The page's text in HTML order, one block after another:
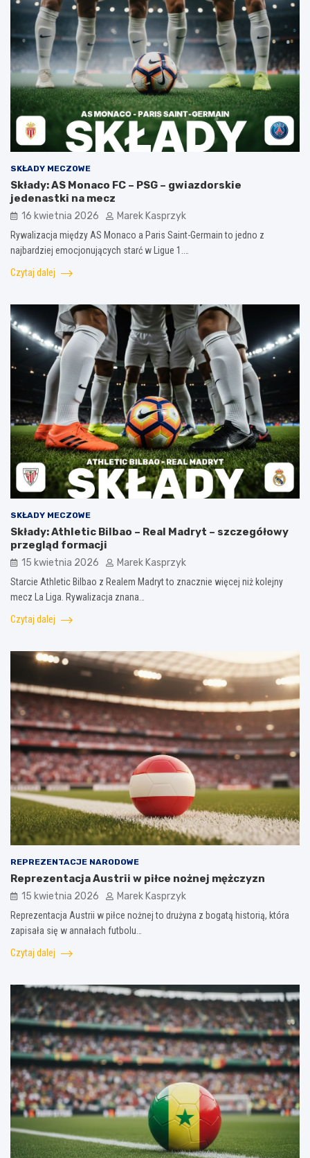
SKŁADY MECZOWE
Składy: AS Monaco FC – PSG – gwiazdorskie
jedenastki na mecz
16 kwietnia 2026 Marek Kasprzyk
Rywalizacja między AS Monaco a Paris Saint-Germain to jedno z
najbardziej emocjonujących starć w Ligue 1.…
Czytaj dalej
SKŁADY MECZOWE
Składy: Athletic Bilbao – Real Madryt – szczegółowy
przegląd formacji
15 kwietnia 2026 Marek Kasprzyk
Starcie Athletic Bilbao z Realem Madryt to znacznie więcej niż kolejny
mecz La Liga. Rywalizacja znana…
Czytaj dalej
REPREZENTACJE NARODOWE
Reprezentacja Austrii w piłce nożnej mężczyzn
15 kwietnia 2026 Marek Kasprzyk
Reprezentacja Austrii w piłce nożnej to drużyna z bogatą historią, która
zapisała się w annałach futbolu…
Czytaj dalej